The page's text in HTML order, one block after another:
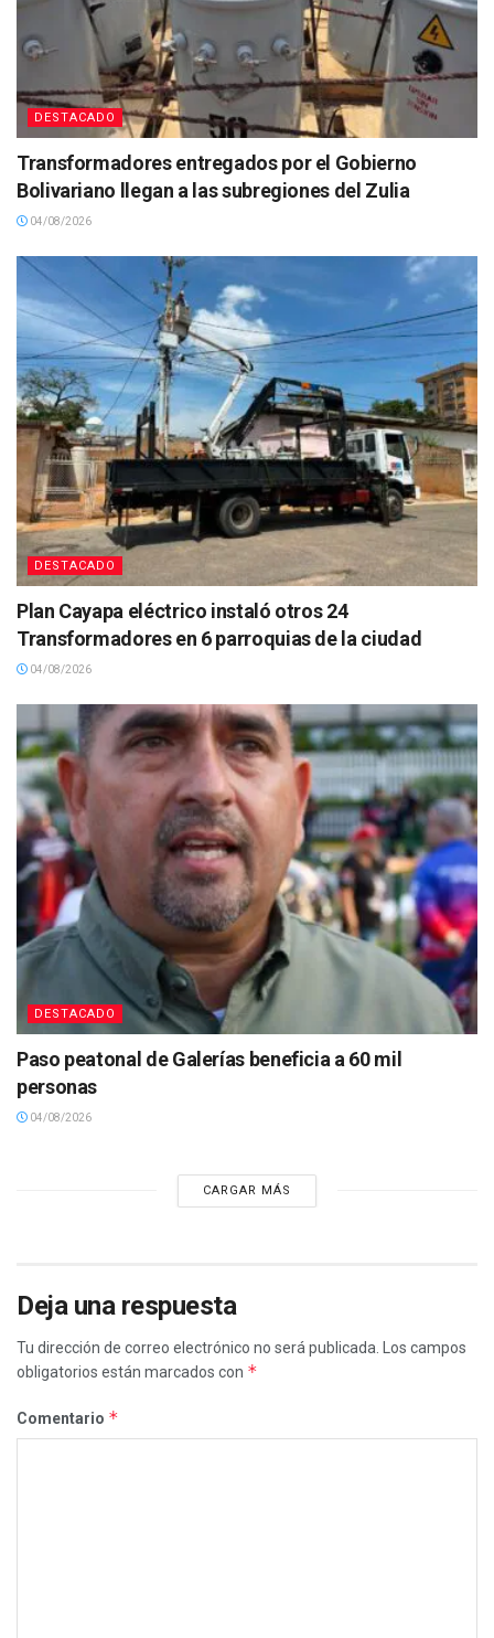
DESTACADO
Transformadores entregados por el Gobierno
Bolivariano llegan a las subregiones del Zulia
04/08/2026
DESTACADO
Plan Cayapa eléctrico instaló otros 24
Transformadores en 6 parroquias de la ciudad
04/08/2026
DESTACADO
Paso peatonal de Galerías beneficia a 60 mil
personas
04/08/2026
CARGAR MÁS
Deja una respuesta
Tu dirección de correo electrónico no será publicada.
Los campos
obligatorios están marcados con *
Comentario *